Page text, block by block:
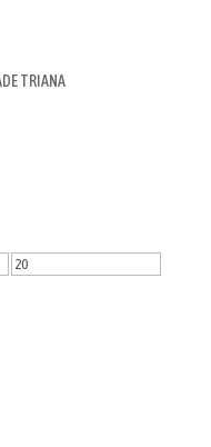
Precio